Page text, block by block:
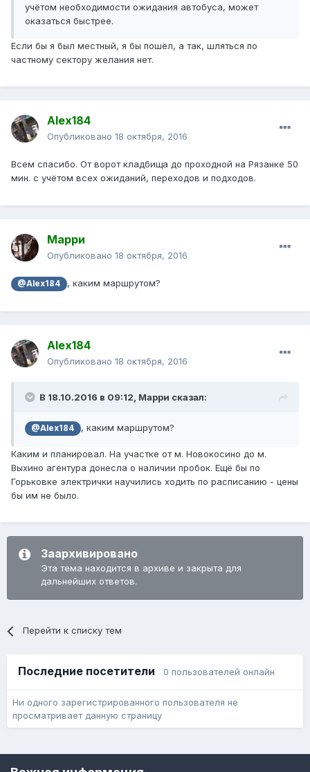
учётом необходимости ожидания автобуса, может
оказаться быстрее.
Если бы я был местный, я бы пошёл, а так, шляться по
частному сектору желания нет.
Alex184
Опубликовано 18 октября, 2016
Всем спасибо. От ворот кладбища до проходной на Рязанке 50
мин. с учётом всех ожиданий, переходов и подходов.
Марри
Опубликовано 18 октября, 2016
@Alex184 , каким маршрутом?
Alex184
Опубликовано 18 октября, 2016
В 18.10.2016 в 09:12, Марри сказал:
@Alex184 , каким маршрутом?
Каким и планировал. На участке от м. Новокосино до м.
Выхино агентура донесла о наличии пробок. Ещё бы по
Горьковке электрички научились ходить по расписанию - цены
бы им не было.
Заархивировано
Эта тема находится в архиве и закрыта для
дальнейших ответов.
Перейти к списку тем
Последние посетители 0 пользователей онлайн
Ни одного зарегистрированного пользователя не
просматривает данную страницу